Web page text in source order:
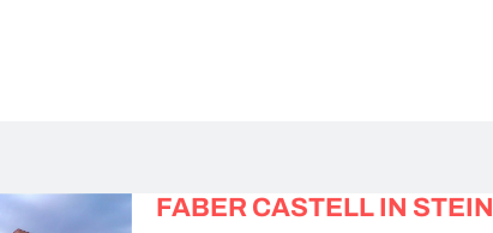
FABER CASTELL IN STEIN